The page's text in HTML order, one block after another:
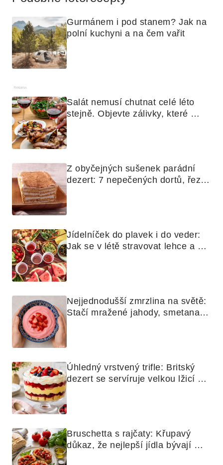
Gurmánem i pod stanem? Jak na
polní kuchyni a na čem vařit
Reklama
Salát nemusí chutnat celé léto
stejně. Objevte zálivky, které
Z obyčejných sušenek parádní
dezert: 7 nepečených dortů, řezů
Jídelníček do plavek i do veder:
Jak se v létě stravovat lehce a
Nejjednodušší zmrzlina na světě:
Stačí mražené jahody, smetana a
Úhledný vrstvený trifle: Britský
dezert se servíruje velkou lžicí
Bruschetta s rajčaty: Křupavý
důkaz, že nejlepší jídla bývají